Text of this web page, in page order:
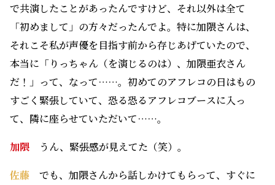
で共演したことがあったんですけど、それ以外は全て
「初めまして」の方々だったんでよ。特に加隈さんは、
それこそ私が声優を目指す前から存じあげていたので、
本当に「りっちゃん（を演じるのは）、加隈亜衣さん
だ！」って、なって……。初めてのアフレコの日はもの
すごく緊張していて、恐る恐るアフレコブースに入っ
て、隣に座らせていただいて……。
加隈 うん、緊張感が見えてた（笑）。
佐藤 でも、加隈さんから話しかけてもらって、すぐに